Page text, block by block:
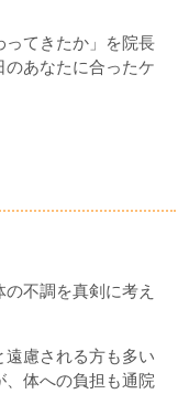
ってきたか」を院長
のあなたに合ったケ
不調を真剣に考え
遠慮される方も多い
体への負担も通院